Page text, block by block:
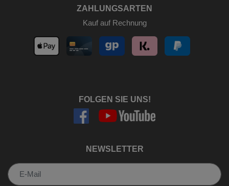
ZAHLUNGSARTEN
Kauf auf Rechnung
FOLGEN SIE UNS!
NEWSLETTER
Newsletter